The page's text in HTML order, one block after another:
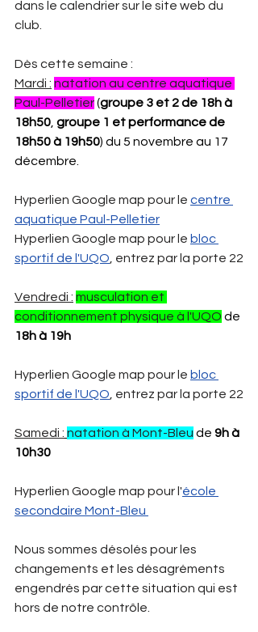
dans le calendrier sur le site web du
club.
Dès cette semaine :
Mardi : natation au centre aquatique
Paul-Pelletier (groupe 3 et 2 de 18h à
18h50 groupe 1 etperformance de
18h50 à 19h50) du 5 novembre au 17
décembre.
Hyperlien Google map pour le centre
aquatique Paul-Pelletier
Hyperlien Google map pour le bloc
sportif de l'UQO , entrez par la porte 22
Vendredi : musculation et
conditionnement physique à l'UQO de
18h à 19h
Hyperlien Google map pour le bloc
sportif de l'UQO , entrez par la porte 22
Samedi : natation à Mont-Bleu de 9h à
10h30
Hyperlien Google map pour l'école
secondaire Mont-Bleu
Nous sommes désolés pour les
changements et les désagréments
engendrés par cette situation qui est
hors de notre contrôle.